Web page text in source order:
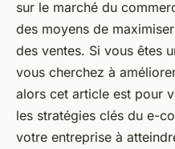
sur le marché du
des moyens de
des ventes. Si vous êtes
vous cherchez à
alors cet article est pour
les stratégies clés du e-
votre entreprise à